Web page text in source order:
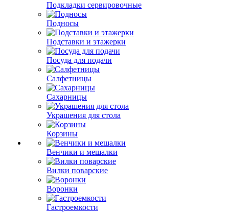
Подкладки сервировочные
Подносы
Подставки и этажерки
Посуда для подачи
Салфетницы
Сахарницы
Украшения для стола
Корзины
Венчики и мешалки
Вилки поварские
Воронки
Гастроемкости